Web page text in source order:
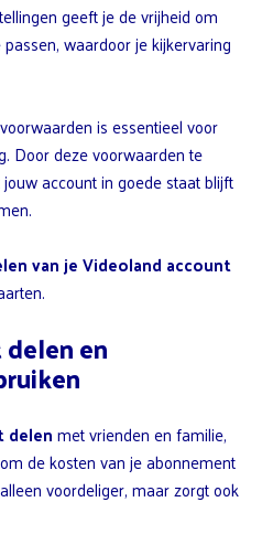
geeft je de vrijheid om
waardoor je kijkervaring
is essentieel voor
Door deze voorwaarden te
account in goede staat blijft
van je Videoland account
en
delenmet vrienden en familie,
de kosten van je abonnement
voordeliger, maar zorgt ook